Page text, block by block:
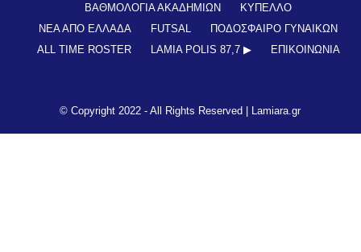
ΒΑΘΜΟΛΟΓΙΑ ΑΚΑΔΗΜΙΩΝ
ΚΥΠΕΛΛΟ
ΝΕΑ ΑΠΟ ΕΛΛΑΔΑ
FUTSAL
ΠΟΔΟΣΦΑΙΡΟ ΓΥΝΑΙΚΩΝ
ALL TIME ROSTER
LAMIA POLIS 87,7 ▶︎ ΕΠΙΚΟΙΝΩΝΊΑ
© Copyright 2022 - All Rights Reserved | Lamiara.gr